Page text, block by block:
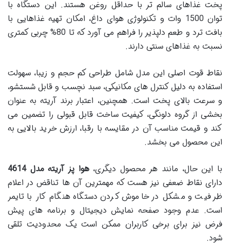
پخت غذاهای سالم تر با حداقل روغن هستند. این دستگاه با
توان 1500 وات و تکنولوژی هوای داغ، امکان تهیه غذاهایی با
بافت ترد و طعم دلپذیر را فراهم می آورد که تا 80% چربی کمتری
نسبت به غذاهای سنتی دارند.
نقاط قوت اصلی این مدل شامل طراحی کم حجم و زیبا، سهولت
استفاده به دلیل کنترل های مکانیکی، سبد نچسب و قابل شستشو،
و سرعت بالای پخت است. همچنین، اعتبار برند آریته به عنوان
بخشی از گروه دلونگی، کیفیت ساخت قابل قبولی را تضمین می
کند و قیمت مناسب آن در مقایسه با رقبا، ارزش خرید بالایی به
این محصول می بخشد.
با این حال، مانند هر محصول دیگری،هوا پز آریته مدل 4614
دارای نقاط ضعفی نیز هست که مهمترین آن ها تناقض در اعلام
ظرفیت و مشکل در خاموش کردن دستگاه هنگام کار با تایمر
است. عدم وجود صفحه نمایش دیجیتال و برنامه های پیش
فرض نیز برای برخی کاربران ممکن است یک محدودیت تلقی
شود.